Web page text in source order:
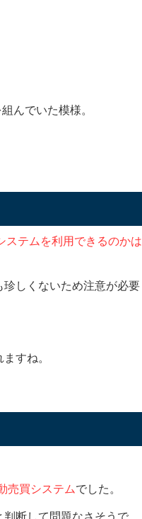
んでいた模様。
ステムを利用できるのかは
しくないため注意が必要
すね。
売買システムでした。
判断して問題なさそうで